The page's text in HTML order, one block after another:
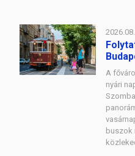
A
nyári
buszok